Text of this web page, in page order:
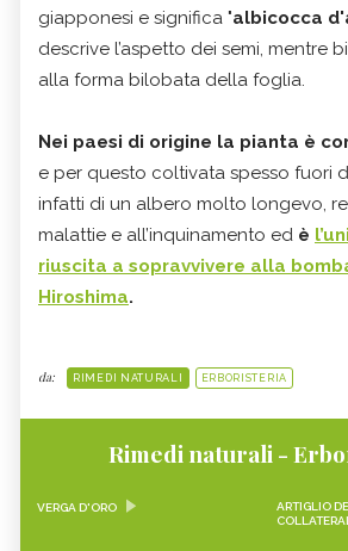
giapponesi e significa "albicocca
descrive l’aspetto dei semi, mentre
alla forma bilobata della foglia.
Nei paesi di origine la pianta è
e per questo coltivata spesso fuori
infatti di un albero molto longevo,
malattie e all’inquinamento ed è
riuscita a sopravvivere alla
Hiroshima.
da: RIMEDI NATURALI ERBORISTERIA
Rimedi naturali -
VERGA D'ORO
ARTIGLIO